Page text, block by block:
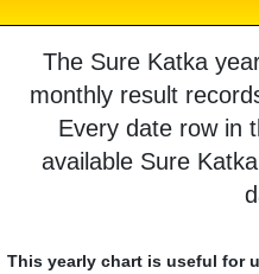
The Sure Katka
monthly result
Every date row in
available Sure
This yearly chart is useful for